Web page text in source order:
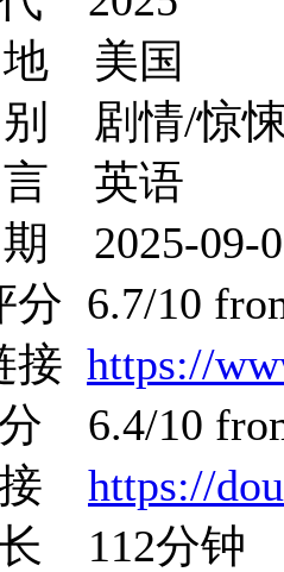
美国
剧情/惊
英语
2025-09-
6.7/10
接 https://
6.4/10
接 https://
112分钟